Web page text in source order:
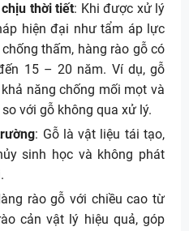
thời tiết: Khi được xử lý
hiện đại như tẩm áp lực
thấm, hàng rào gỗ có
15 – 20 năm. Ví dụ, gỗ
năng chống mối mọt và
với gỗ không qua xử lý.
: Gỗ là vật liệu tái tạo,
sinh học và không phát
rào gỗ với chiều cao từ
cản vật lý hiệu quả, góp